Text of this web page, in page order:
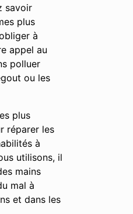
savoir
plus
à
appel au
polluer
ou les
plus
réparer les
à
utilisons, il
mains
mal à
et dans les